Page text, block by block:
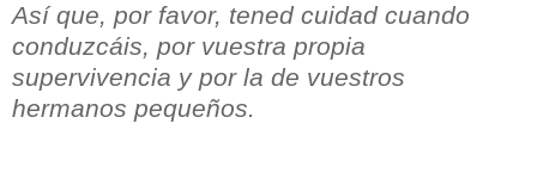
Así que, por favor, tened cuidad cuando
conduzcáis, por vuestra propia
supervivencia y por la de vuestros
hermanos pequeños.